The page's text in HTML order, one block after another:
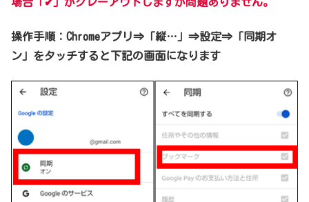
操作手順：Chromeアプリ⇒「縦…」⇒設定⇒「同期オ
ン」をタッチすると下記の画面になります